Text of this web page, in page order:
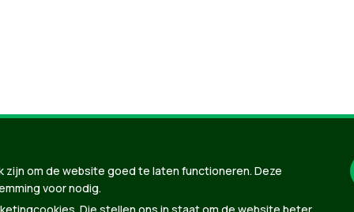
om de website goed te laten functioneren. Deze
voor nodig.